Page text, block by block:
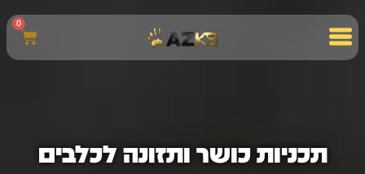
0
תכניות כושר ותזונה לכלבים